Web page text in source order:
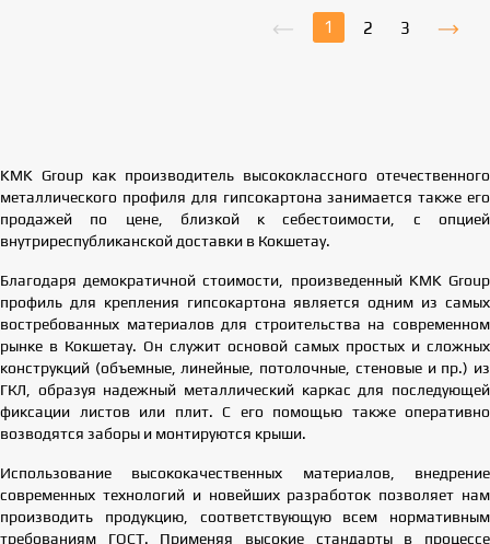
1 2 3
KMK Group как производитель высококлассного отечественного
металлического профиля для гипсокартона занимается также его
продажей по цене, близкой к себестоимости, с опцией
внутриреспубликанской доставки в Кокшетау.
Благодаря демократичной стоимости, произведенный KMK Group
профиль для крепления гипсокартона является одним из самых
востребованных материалов для строительства на современном
рынке в Кокшетау. Он служит основой самых простых и сложных
конструкций (объемные, линейные, потолочные, стеновые и пр.) из
ГКЛ, образуя надежный металлический каркас для последующей
фиксации листов или плит. С его помощью также оперативно
возводятся заборы и монтируются крыши.
Использование высококачественных материалов, внедрение
современных технологий и новейших разработок позволяет нам
производить продукцию, соответствующую всем нормативным
требованиям ГОСТ. Применяя высокие стандарты в процессе